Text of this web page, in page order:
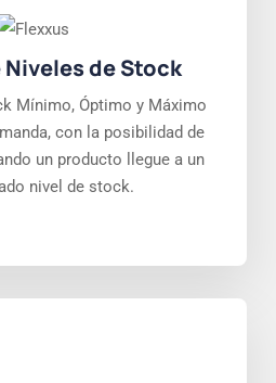
de Stock
Mínimo, Óptimo y Máximo
con la posibilidad de
un producto llegue a un
nivel de stock.